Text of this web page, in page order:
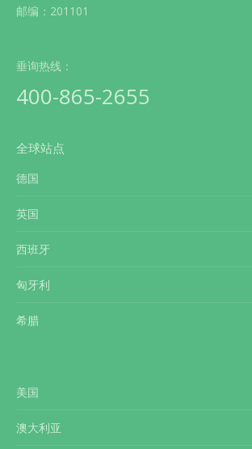
邮编：201101
垂询热线：
400-865-2655
全球站点
德国
英国
西班牙
匈牙利
希腊
美国
澳大利亚